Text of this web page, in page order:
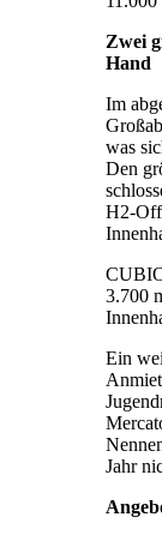
Zwei
Hand
Im
was
Den
H2-
3.700
Ein
Jahr